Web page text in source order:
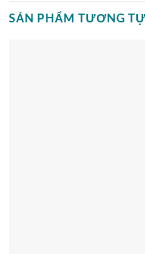
SẢN PHẨM TƯƠNG TỰ